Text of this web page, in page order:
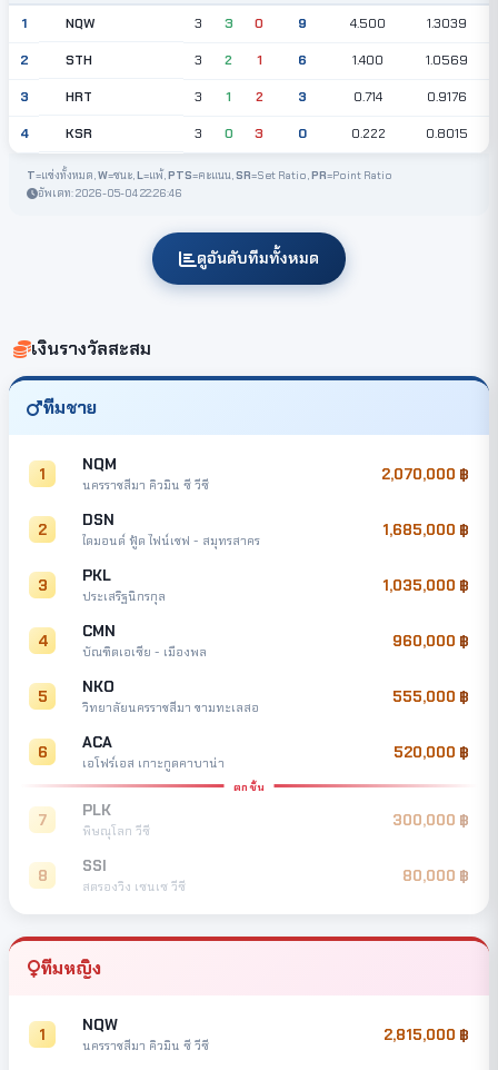
1 NQW 3 3 0 9 4.500 1.3039
2 STH 3 2 1 6 1.400 1.0569
3 HRT 3 1 2 3 0.714 0.9176
4 KSR 3 0 3 0 0.222 0.8015
T=แข่งทั้งหมด,W=ชนะ,L=แพ้,PTS=คะแนน,SR=Set Ratio,PR=Point Ratio
อัพเดท: 2026-05-04 22:26:46
ดูอันดับทีมทั้งหมด
เงินรางวัลสะสม
ทีมชาย
1 NQM
นครราชสีมา คิวมิน ซี วีซี
2,070,000
2 DSN
ไดมอนด์ ฟู้ด ไฟน์เชฟ - สมุทรสาคร
1,685,000
3 PKL
ประเสริฐนิกรกุล
1,035,000
4 CMN
บัณฑิตเอเซีย - เมืองพล
960,000
5 NKO
วิทยาลัยนครราชสีมา ขามทะเลสอ
555,000
6 ACA
เอโฟร์เอส เกาะกูดคาบาน่า
520,000
ตกชั้น
7 PLK
พิษณุโลก วีซี
300,000
8 SSI
สตรองวิง เซนเซ วีซี
80,000
ทีมหญิง
1 NQW
นครราชสีมา คิวมิน ซี วีซี
2,815,000